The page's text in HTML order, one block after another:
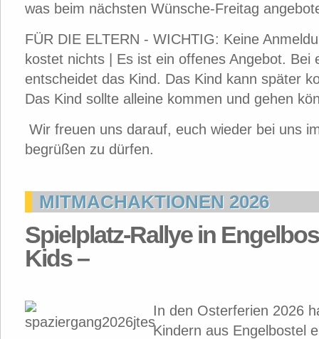
was beim nächsten Wünsche-Freitag
FÜR DIE ELTERN - WICHTIG: Keine
kostet nichts | Es ist ein offenes Angebot. Bei
entscheidet das Kind. Das Kind kann später
Das Kind sollte alleine kommen und gehen
Wir freuen uns darauf, euch wieder bei uns
begrüßen zu dürfen.
MITMACHAKTIONEN 2026
Spielplatz-Rallye in
Kids –
In den Osterferien 2026
Kindern aus Engelbostel